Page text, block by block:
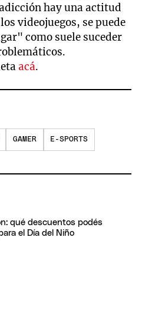
hay una actitud
videojuegos, se puede
como suele suceder
acá.
GAMER E-SPORTS
qué descuentos podés
el Día del Niño